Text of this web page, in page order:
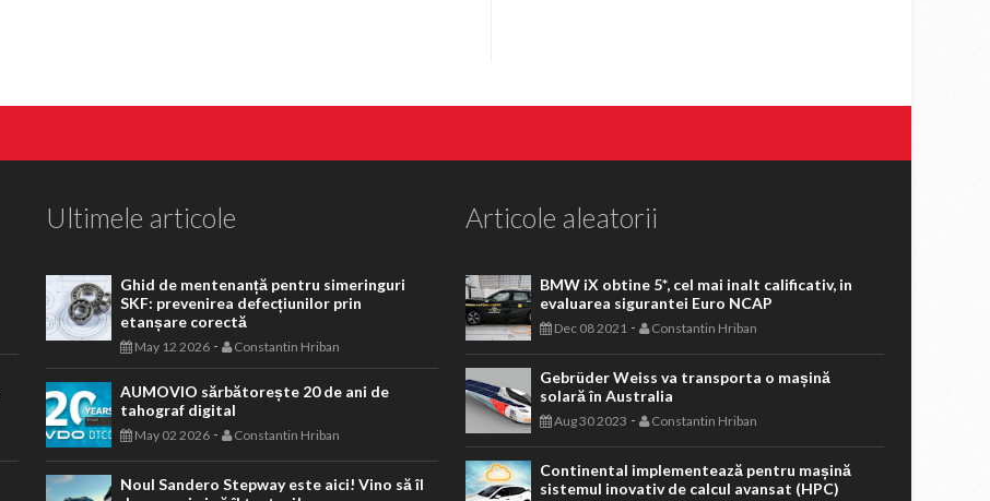
Ultimele articole
Ghid de mentenanță pentru simeringuri
SKF: prevenirea defecțiunilor prin
etanșare corectă
May 12 2026 - Constantin Hriban
AUMOVIO sărbătorește 20 de ani de
tahograf digital
May 02 2026 - Constantin Hriban
Noul Sandero Stepway este aici! Vino să îl
Articole aleatorii
BMW iX obtine 5*, cel mai inalt calificativ, in
evaluarea sigurantei Euro NCAP
Dec 08 2021 - Constantin Hriban
Gebrüder Weiss va transporta o mașină
solară în Australia
Aug 30 2023 - Constantin Hriban
Continental implementează pentru mașină
sistemul inovativ de calcul avansat (HPC)